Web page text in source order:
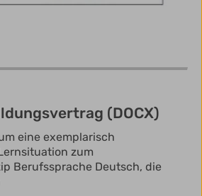
(DOCX)
eine exemplarisch
zum
Berufssprache Deutsch, die